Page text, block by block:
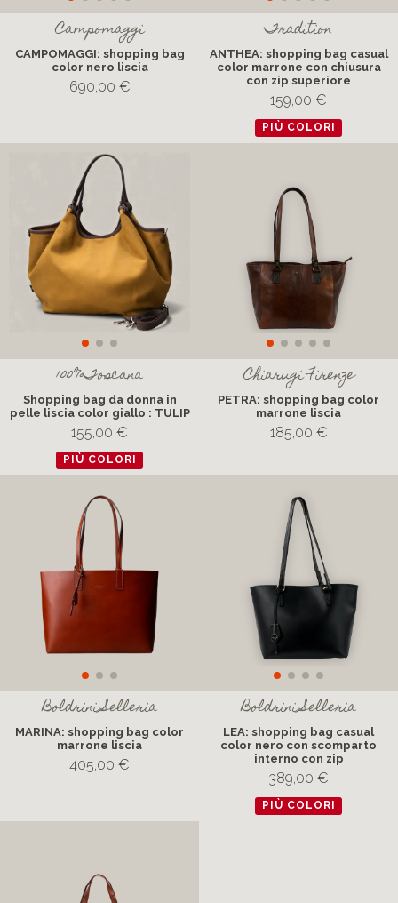
Campomaggi
CAMPOMAGGI: shopping bag
color nero liscia
690,00 €
Tradition
ANTHEA: shopping bag casual
color marrone con chiusura
con zip superiore
159,00 €
PIÙ COLORI
100%Toscana
Shopping bag da donna in
pelle liscia color giallo : TULIP
155,00 €
PIÙ COLORI
Chiarugi Firenze
PETRA: shopping bag color
marrone liscia
185,00 €
Boldrini Selleria
MARINA: shopping bag color
marrone liscia
405,00 €
Boldrini Selleria
LEA: shopping bag casual
color nero con scomparto
interno con zip
389,00 €
PIÙ COLORI